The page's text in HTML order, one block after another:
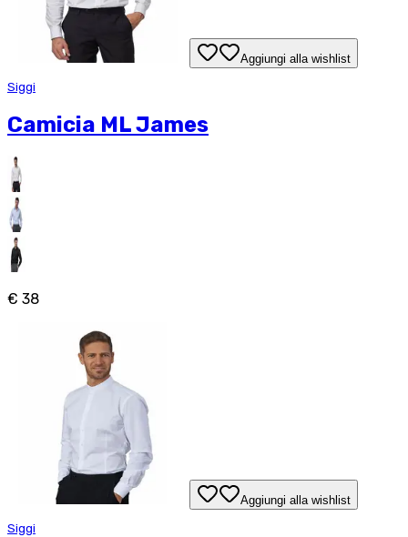
Aggiungi alla wishlist
Siggi
Camicia ML James
€ 38
Aggiungi alla wishlist
Siggi